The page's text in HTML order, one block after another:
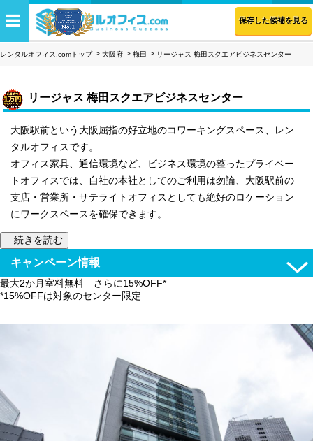
保存した候補を見る
レンタルオフィス.comトップ 大阪府 梅田 リージャス 梅田スクエアビジネスセンター
リージャス 梅田スクエアビジネスセンター
大阪駅前という大阪屈指の好立地のコワーキングスペース、レン
タルオフィスです。
オフィス家具、通信環境など、ビジネス環境の整ったプライベー
トオフィスでは、自社の本社としてのご利用は勿論、大阪駅前の
支店・営業所・サテライトオフィスとしても絶好のロケーション
にワークスペースを確保できます。
...続きを読む
キャンペーン情報
最大2か月室料無料 さらに15%OFF*
*15%OFFは対象のセンター限定